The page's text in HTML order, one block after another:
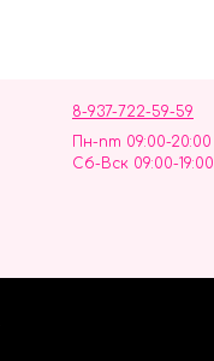
8-937-722-59-59
Пн-пт 09:00-20:00
Сб-Вск 09:00-19:00